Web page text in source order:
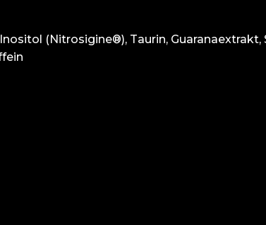
(Nitrosigine®), Taurin,